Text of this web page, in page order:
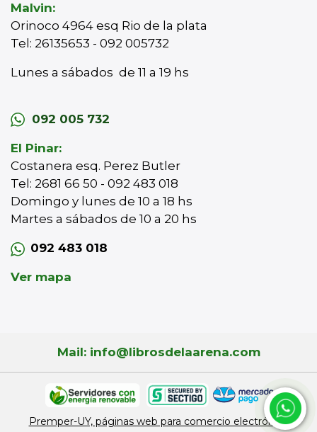
Malvin:
Orinoco 4964 esq Rio de la plata
Tel: 26135653 - 092 005732
Lunes a sábados de 11 a 19 hs
092 005 732
El Pinar:
Costanera esq. Perez Butler
Tel: 2681 66 50 - 092 483 018
Domingo y lunes de 10 a 18 hs
Martes a sábados de 10 a 20 hs
092 483 018
Ver mapa
Mail: info@librosdelaarena.com
Premper-UY, páginas web para comercio electrónico